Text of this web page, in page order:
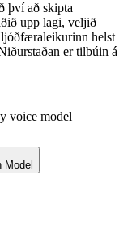
því að skipta
upp lagi, veljið
helst
er tilbúin á
voice model
Model